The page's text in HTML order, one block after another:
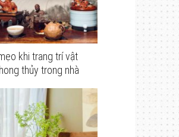
khi trang trí vật
thủy trong nhà